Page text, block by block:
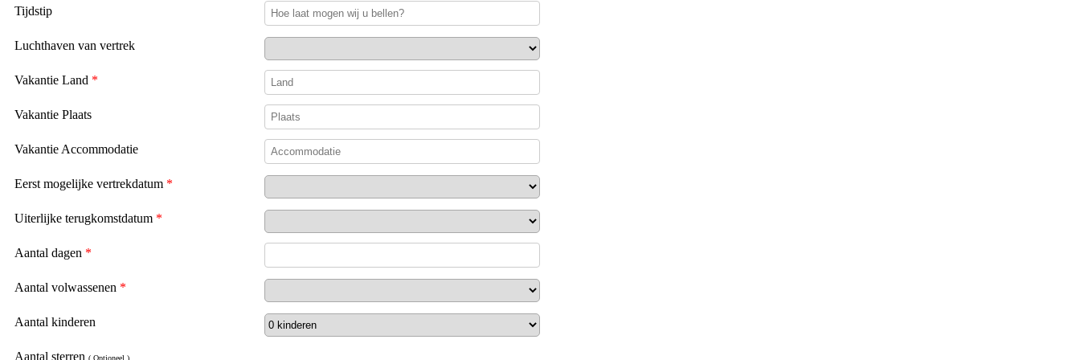
Tijdstip
Luchthaven van vertrek
Vakantie Land *
Vakantie Plaats
Vakantie Accommodatie
Eerst mogelijke vertrekdatum *
Uiterlijke terugkomstdatum *
Aantal dagen *
Aantal volwassenen *
Aantal kinderen
Aantal sterren ( Optioneel )